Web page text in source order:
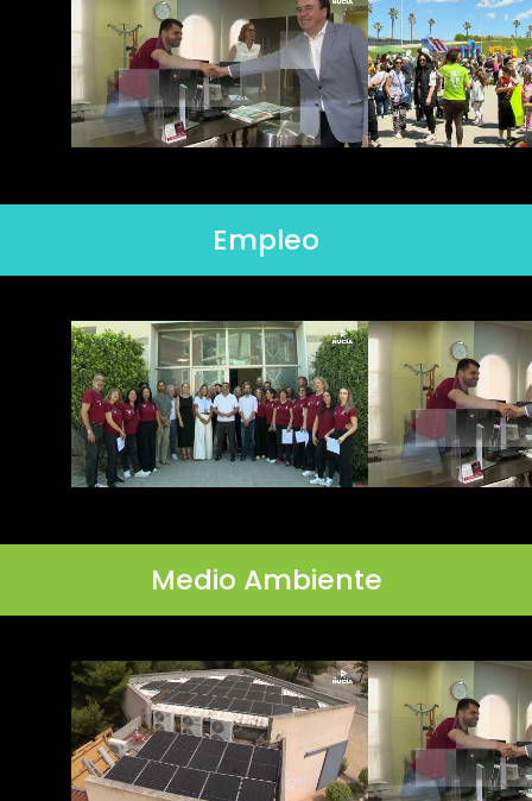
Empleo
Medio Ambiente